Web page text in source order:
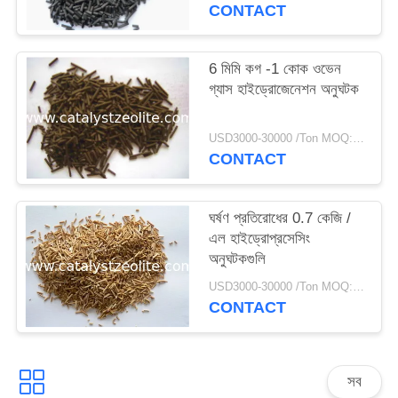
CONTACT
6 মিমি কগ -1 কোক ওভেন
গ্যাস হাইড্রোজেনেশন অনুঘটক
USD3000-30000 /Ton MOQ:1 কিলোগ্রাম
CONTACT
ঘর্ষণ প্রতিরোধের 0.7 কেজি /
এল হাইড্রোপ্রসেসিং
অনুঘটকগুলি
USD3000-30000 /Ton MOQ:1 কিলোগ্রাম
CONTACT
সব